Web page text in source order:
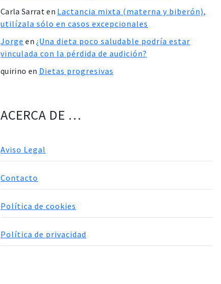
Carla Sarraten Lactancia mixta (materna y biberón),
utilízala sólo en casos excepcionales
Jorge en ¿Una dieta poco saludable podría estar
vinculada con la pérdida de audición?
quirino en Dietas progresivas
ACERCA DE …
Aviso Legal
Contacto
Política de cookies
Política de privacidad